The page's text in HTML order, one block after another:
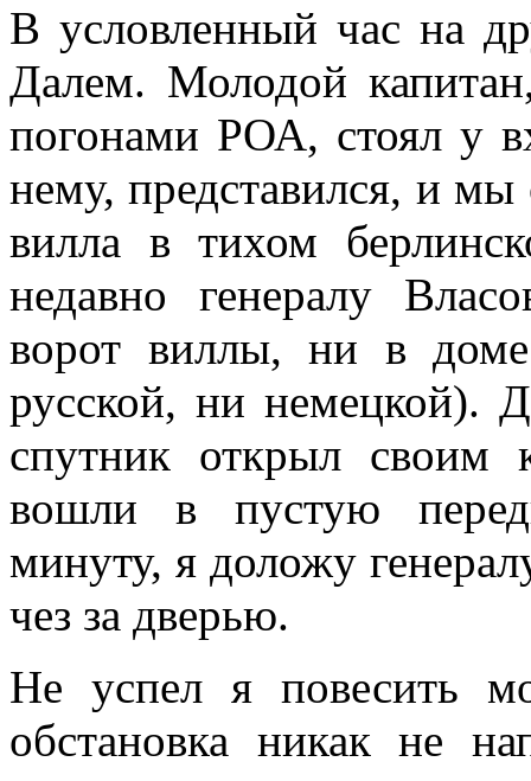
В условленный час на
Далем. Молодой
погонами РОА, стоял у
нему, представился, и
вилла в тихом
недавно генералу
ворот виллы, ни в
русской, ни немецкой).
спутник открыл
вошли в пустую
минуту, я доложу
чез за дверью.
Не успел я повесить
обстановка никак не